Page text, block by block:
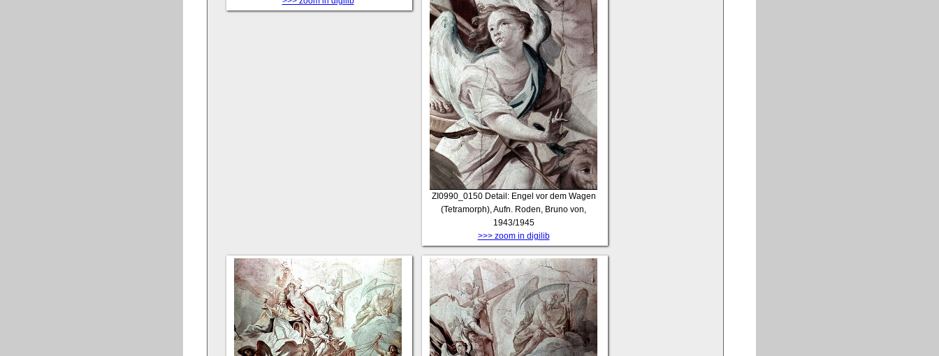
ZI0990_0150 Detail: Engel vor dem Wagen
(Tetramorph), Aufn. Roden, Bruno von,
1943/1945
>>> zoom in digilib